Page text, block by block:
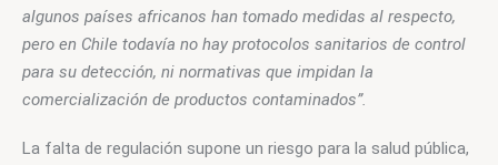
algunos países africanos han tomado medidas al respecto,
pero en Chile todavía no hay protocolos sanitarios de control
para su detección, ni normativas que impidan la
comercialización de productos contaminados”.
La falta de regulación supone un riesgo para la salud pública,